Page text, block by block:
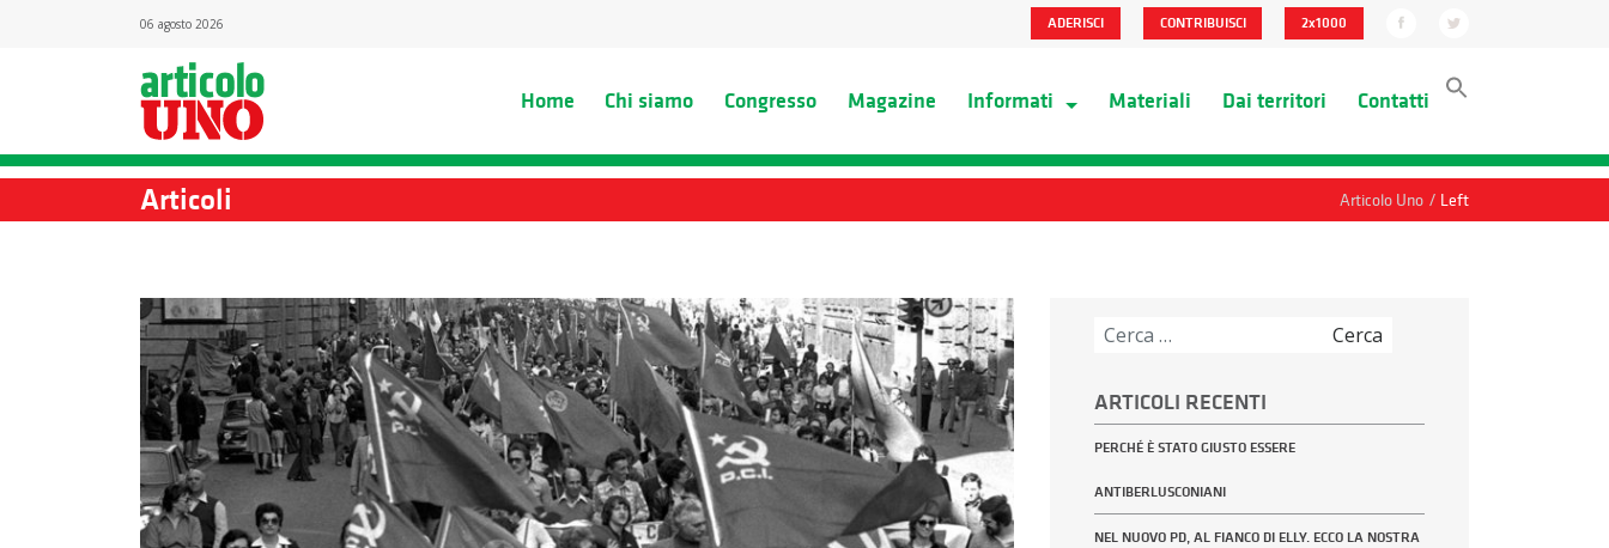
06 agosto 2026 ADERISCI CONTRIBUISCI 2x1000
Home Chi siamo Congresso Magazine Informati Materiali Dai territori Contatti
Articoli Articolo Uno / Left
ARTICOLI RECENTI
PERCHÉ È STATO GIUSTO ESSERE
ANTIBERLUSCONIANI
NEL NUOVO PD, AL FIANCO DI ELLY. ECCO LA NOSTRA